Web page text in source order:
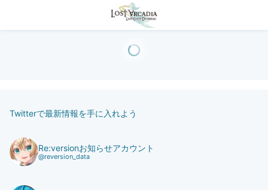
Twitterで最新情報を手に入れよう
Re:versionお知らせアカウント
@reversion_data